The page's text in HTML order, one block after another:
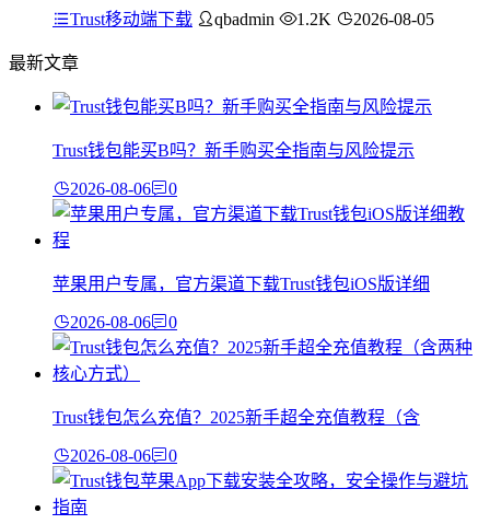
Trust移动端下载 qbadmin 1.2K 2026-08-05
最新文章
Trust钱包能买B吗？新手购买全指南与风险提示
2026-08-06 0
苹果用户专属，官方渠道下载Trust钱包iOS版详细
2026-08-06 0
Trust钱包怎么充值？2025新手超全充值教程（含
2026-08-06 0